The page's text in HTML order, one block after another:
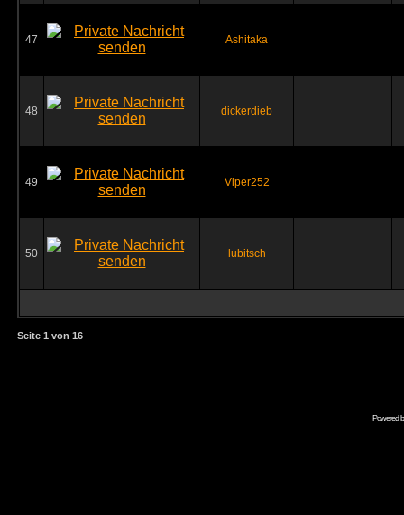
47 Ashitaka
48 dickerdieb
49 Viper252
50 lubitsch
Seite 1 von 16
Powered